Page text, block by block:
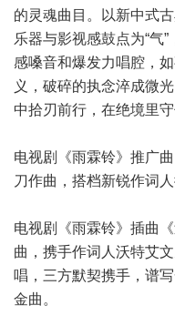
的灵魂曲目。以新中式
乐器与影视感鼓点为“气
感嗓音和爆发力唱腔，
义，破碎的执念淬成微
中拾刃前行，在绝境里守
电视剧《雨霖铃》推广
刀作曲，搭档新锐作词
电视剧《雨霖铃》插曲
曲，携手作词人沃特艾
唱，三方默契携手，谱
金曲。